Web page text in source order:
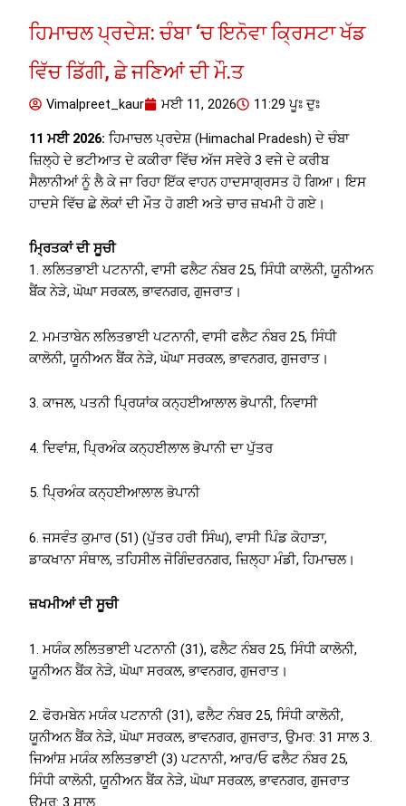
ਹਿਮਾਚਲ ਪ੍ਰਦੇਸ਼: ਚੰਬਾ ‘ਚ ਇਨੋਵਾ ਕ੍ਰਿਸਟਾ ਖੱਡ
ਵਿੱਚ ਡਿੱਗੀ, ਛੇ ਜਣਿਆਂ ਦੀ ਮੌ.ਤ
Vimalpreet_kaur ਮਈ 11, 2026 11:29 ਪੂਃ ਦੁਃ
11 ਮਈ 2026: ਹਿਮਾਚਲ ਪ੍ਰਦੇਸ਼ (Himachal Pradesh) ਦੇ ਚੰਬਾ
ਜ਼ਿਲ੍ਹੇ ਦੇ ਭਟੀਆਤ ਦੇ ਕਕੀਰਾ ਵਿੱਚ ਅੱਜ ਸਵੇਰੇ 3 ਵਜੇ ਦੇ ਕਰੀਬ
ਸੈਲਾਨੀਆਂ ਨੂੰ ਲੈ ਕੇ ਜਾ ਰਿਹਾ ਇੱਕ ਵਾਹਨ ਹਾਦਸਾਗ੍ਰਸਤ ਹੋ ਗਿਆ। ਇਸ
ਹਾਦਸੇ ਵਿੱਚ ਛੇ ਲੋਕਾਂ ਦੀ ਮੌਤ ਹੋ ਗਈ ਅਤੇ ਚਾਰ ਜ਼ਖਮੀ ਹੋ ਗਏ।
ਮ੍ਰਿਤਕਾਂ ਦੀ ਸੂਚੀ
1. ਲਲਿਤਭਾਈ ਪਟਨਾਨੀ, ਵਾਸੀ ਫਲੈਟ ਨੰਬਰ 25, ਸਿੰਧੀ ਕਾਲੋਨੀ, ਯੂਨੀਅਨ
ਬੈਂਕ ਨੇੜੇ, ਘੋਘਾ ਸਰਕਲ, ਭਾਵਨਗਰ, ਗੁਜਰਾਤ।
2. ਮਮਤਾਬੇਨ ਲਲਿਤਭਾਈ ਪਟਨਾਨੀ, ਵਾਸੀ ਫਲੈਟ ਨੰਬਰ 25, ਸਿੰਧੀ
ਕਾਲੋਨੀ, ਯੂਨੀਅਨ ਬੈਂਕ ਨੇੜੇ, ਘੋਘਾ ਸਰਕਲ, ਭਾਵਨਗਰ, ਗੁਜਰਾਤ।
3. ਕਾਜਲ, ਪਤਨੀ ਪ੍ਰਿਯਾਂਕ ਕਨ੍ਹਈਆਲਾਲ ਭੋਪਾਨੀ, ਨਿਵਾਸੀ
4. ਦਿਵਾਂਸ਼, ਪ੍ਰਿਅੰਕ ਕਨ੍ਹਈਲਾਲ ਭੋਪਾਨੀ ਦਾ ਪੁੱਤਰ
5. ਪ੍ਰਿਅੰਕ ਕਨ੍ਹਈਆਲਾਲ ਭੋਪਾਨੀ
6. ਜਸਵੰਤ ਕੁਮਾਰ (51) (ਪੁੱਤਰ ਹਰੀ ਸਿੰਘ), ਵਾਸੀ ਪਿੰਡ ਕੋਹਾੜਾ,
ਡਾਕਖਾਨਾ ਸੰਥਾਲ, ਤਹਿਸੀਲ ਜੋਗਿੰਦਰਨਗਰ, ਜ਼ਿਲ੍ਹਾ ਮੰਡੀ, ਹਿਮਾਚਲ।
ਜ਼ਖਮੀਆਂ ਦੀ ਸੂਚੀ
1. ਮਯੰਕ ਲਲਿਤਭਾਈ ਪਟਨਾਨੀ (31), ਫਲੈਟ ਨੰਬਰ 25, ਸਿੰਧੀ ਕਾਲੋਨੀ,
ਯੂਨੀਅਨ ਬੈਂਕ ਨੇੜੇ, ਘੋਘਾ ਸਰਕਲ, ਭਾਵਨਗਰ, ਗੁਜਰਾਤ।
2. ਫੋਰਮਬੇਨ ਮਯੰਕ ਪਟਨਾਨੀ (31), ਫਲੈਟ ਨੰਬਰ 25, ਸਿੰਧੀ ਕਾਲੋਨੀ,
ਯੂਨੀਅਨ ਬੈਂਕ ਨੇੜੇ, ਘੋਘਾ ਸਰਕਲ, ਭਾਵਨਗਰ, ਗੁਜਰਾਤ, ਉਮਰ: 31 ਸਾਲ 3.
ਜਿਆਂਸ਼ ਮਯੰਕ ਲਲਿਤਭਾਈ (3) ਪਟਨਾਨੀ, ਆਰ/ਓ ਫਲੈਟ ਨੰਬਰ 25,
ਸਿੰਧੀ ਕਾਲੋਨੀ, ਯੂਨੀਅਨ ਬੈਂਕ ਨੇੜੇ, ਘੋਘਾ ਸਰਕਲ, ਭਾਵਨਗਰ, ਗੁਜਰਾਤ
ਉਮਰ: 3 ਸਾਲ